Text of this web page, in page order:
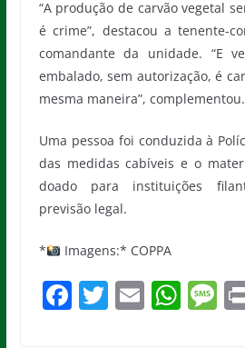
“A produção de carvão vegetal
é crime”, destacou a tenente-
comandante da unidade. “E
embalado, sem autorização, é
mesma maneira”, complementou.
Uma pessoa foi conduzida à
das medidas cabíveis e o
doado para instituições
previsão legal.
* Imagens:* COPPA
F T E W M